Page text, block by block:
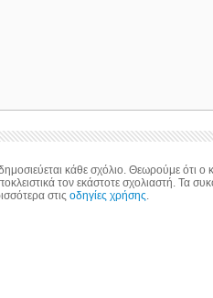
κάθε σχόλιο. Θεωρούμε ότι ο
τον εκάστοτε σχολιαστή. Τα
στιςοδηγίες χρήσης